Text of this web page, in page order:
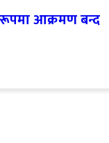
आक्रमण बन्द